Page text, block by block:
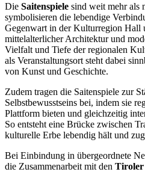
Die Saitenspiele sind weit mehr als
symbolisieren die lebendige
Gegenwart in der Kulturregion
mittelalterlicher Architektur und
Vielfalt und Tiefe der regionalen
als Veranstaltungsort steht dabei
von Kunst und Geschichte.
Zudem tragen die Saitenspiele zur
Selbstbewusstseins bei, indem sie
Plattform bieten und gleichzeitig
So entsteht eine Brücke zwischen
kulturelle Erbe lebendig hält und
Bei Einbindung in übergeordnete
die Zusammenarbeit mit den Tiroler